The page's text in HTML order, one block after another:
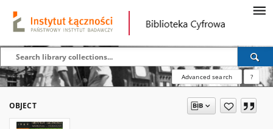
Advanced search ?
OBJECT